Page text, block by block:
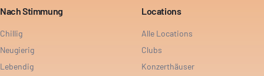
Nach Stimmung
Chillig
Neugierig
Lebendig
Locations
Alle Locations
Clubs
Konzerthäuser